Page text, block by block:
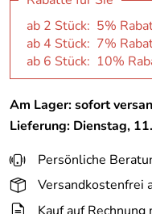
ab 2 Stück: 5%
ab 4 Stück: 7%
ab 6 Stück: 10%
Am Lager: sofort
Lieferung: Dienstag,
Persönliche
Versandkostenfrei